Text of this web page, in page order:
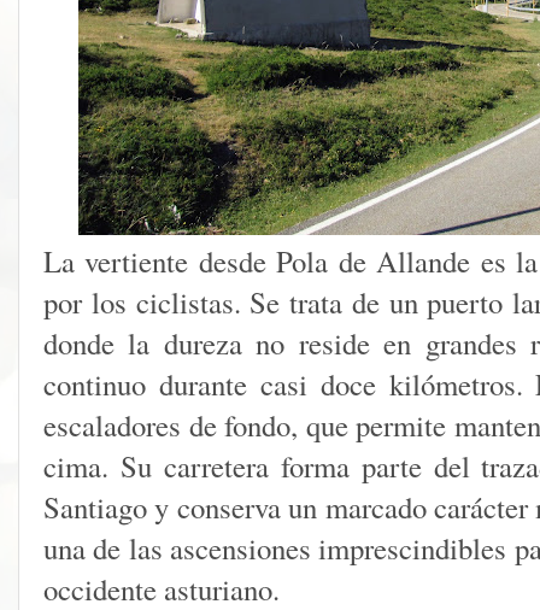
La vertiente desde Pola de Allande es
por los ciclistas. Se trata de un puerto
donde la dureza no reside en grandes
continuo durante casi doce kilómetros.
escaladores de fondo, que permite
cima. Su carretera forma parte del
Santiago y conserva un marcado
una de las ascensiones imprescindibles
occidente asturiano.